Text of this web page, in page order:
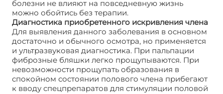
болезни не влияют на повседневную жизнь
можно обойтись без терапии.
Диагностика приобретенного искривления члена
Для выявления данного заболевания в основном
достаточно и обычного осмотра, но применяется
и ультразвуковая диагностика. При пальпации
фиброзные бляшки легко прощупываются. При
невозможности прощупать образования в
спокойном состоянии полового члена прибегают
к вводу спецпрепаратов для стимуляции половой